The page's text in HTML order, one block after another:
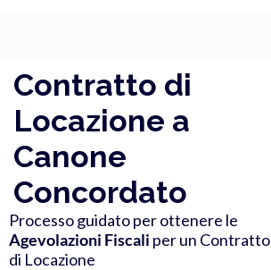
Contratto di
Locazione a
Canone
Concordato
Processo guidato per ottenere le
Agevolazioni Fiscali per un Contratto
di Locazione